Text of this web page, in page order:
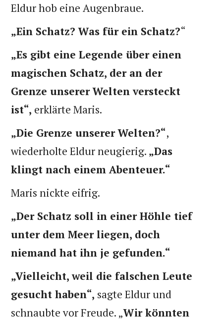
Eldur hob eine Augenbraue.
„Ein Schatz? Was für ein Schatz?“
„Es gibt eine Legende über einen
magischen Schatz, der an der
Grenze unserer Welten versteckt
ist“, erklärte Maris.
„Die Grenze unserer Welten?“,
wiederholte Eldur neugierig. „Das
klingt nach einem Abenteuer.“
Maris nickte eifrig.
„Der Schatz soll in einer Höhle tief
unter dem Meer liegen, doch
niemand hat ihn je gefunden.“
„Vielleicht, weil die falschen Leute
gesucht haben“, sagte Eldur und
schnaubte vor Freude. „Wir könnten